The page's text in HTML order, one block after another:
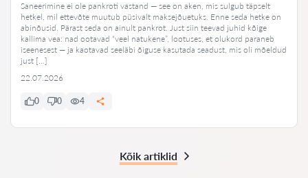
Saneerimine ei ole pankroti vastand — see on aken, mis sulgub täpselt
hetkel, mil ettevõte muutub püsivalt maksejõuetuks. Enne seda hetke on
abinõusid. Pärast seda on ainult pankrot. Just siin teevad juhid kõige
kallima vea: nad ootavad “veel natukene”, lootuses, et olukord paraneb
iseenesest — ja kaotavad seeläbi õiguse kasutada seadust, mis oli mõeldud
just […]
22.07.2026
0 0 4
Kõik artiklid